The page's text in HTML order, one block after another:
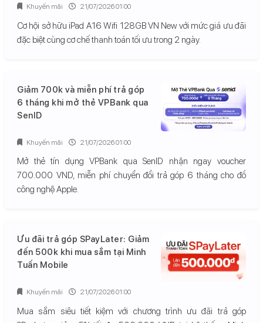
Cơ hội sở hữu iPad A16 Wifi 128GB VN New với mức giá ưu đãi
đặc biệt cùng cơ chế thanh toán tối ưu trong 2 ngày.
Khuyến mãi 21/07/2026 01:00
Giảm 700k và miễn phí trả góp
6 tháng khi mở thẻ VPBank qua
SenID
Mở thẻ tín dụng VPBank qua SenID nhận ngay voucher
700.000 VND, miễn phí chuyển đổi trả góp 6 tháng cho đồ
công nghệ Apple.
Khuyến mãi 21/07/2026 01:00
Ưu đãi trả góp SPayLater: Giảm
đến 500k khi mua sắm tại Minh
Tuấn Mobile
Mua sắm siêu tiết kiệm với chương trình ưu đãi trả góp
Khuyến mãi 21/07/2026 01:00